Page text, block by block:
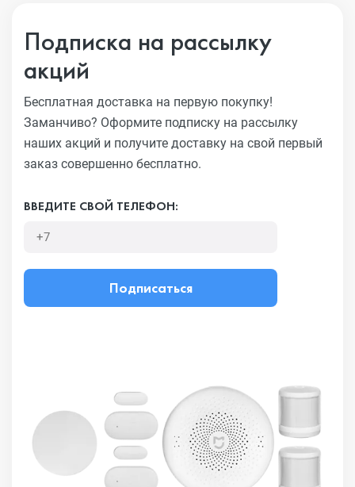
Подписка на рассылку
акций
Бесплатная доставка на первую покупку!
Заманчиво? Оформите подписку на рассылку
наших акций и получите доставку на свой первый
заказ совершенно бесплатно.
ВВЕДИТЕ СВОЙ ТЕЛЕФОН:
Подписаться